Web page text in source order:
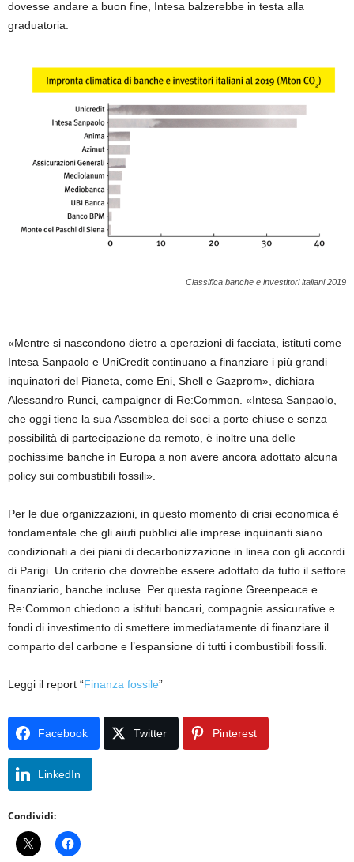
dovesse andare a buon fine, Intesa balzerebbe in testa alla
graduatoria.
Classifica banche e investitori italiani 2019
«Mentre si nascondono dietro a operazioni di facciata, istituti come
Intesa Sanpaolo e UniCredit continuano a finanziare i più grandi
inquinatori del Pianeta, come Eni, Shell e Gazprom», dichiara
Alessandro Runci, campaigner di Re:Common. «Intesa Sanpaolo,
che oggi tiene la sua Assemblea dei soci a porte chiuse e senza
possibilità di partecipazione da remoto, è inoltre una delle
pochissime banche in Europa a non avere ancora adottato alcuna
policy sui combustibili fossili».
Per le due organizzazioni, in questo momento di crisi economica è
fondamentale che gli aiuti pubblici alle imprese inquinanti siano
condizionati a dei piani di decarbonizzazione in linea con gli accordi
di Parigi. Un criterio che dovrebbe essere adottato da tutto il settore
finanziario, banche incluse. Per questa ragione Greenpeace e
Re:Common chiedono a istituti bancari, compagnie assicurative e
fondi di investimento di smettere immediatamente di finanziare il
comparto del carbone e l’espansione di tutti i combustibili fossili.
Leggi il report “Finanza fossile”
Facebook Twitter Pinterest
LinkedIn
Condividi: